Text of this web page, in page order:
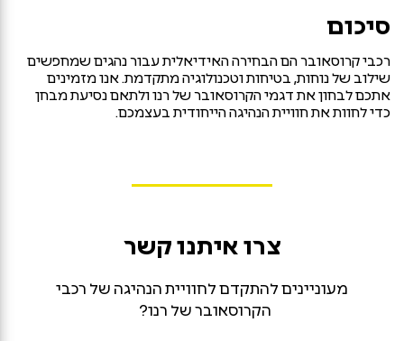
סיכום
רכבי קרוסאובר הם הבחירה האידיאלית עבור נהגים שמחפשים
שילוב של נוחות, בטיחות וטכנולוגיה מתקדמת. אנו מזמינים
אתכם לבחון את דגמי הקרוסאובר של רנו ולתאם נסיעת מבחן
כדי לחוות את חוויית הנהיגה הייחודית בעצמכם.
צרו איתנו קשר
מעוניינים להתקדם לחוויית הנהיגה של רכבי
הקרוסאובר של רנו?